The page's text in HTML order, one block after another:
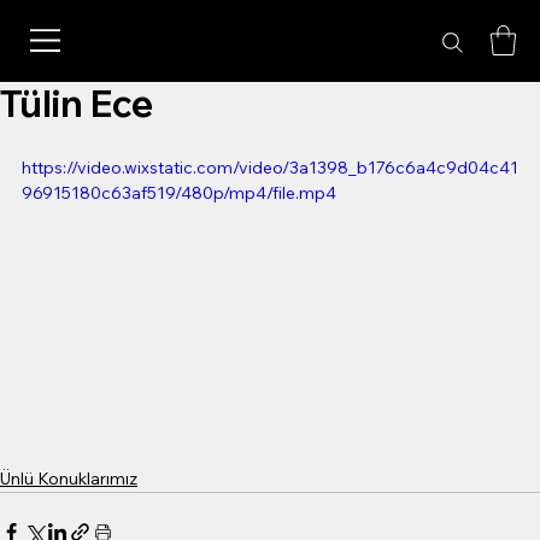
Tülin Ece
https://video.wixstatic.com/video/3a1398_b176c6a4c9d04c41
96915180c63af519/480p/mp4/file.mp4
Ünlü Konuklarımız